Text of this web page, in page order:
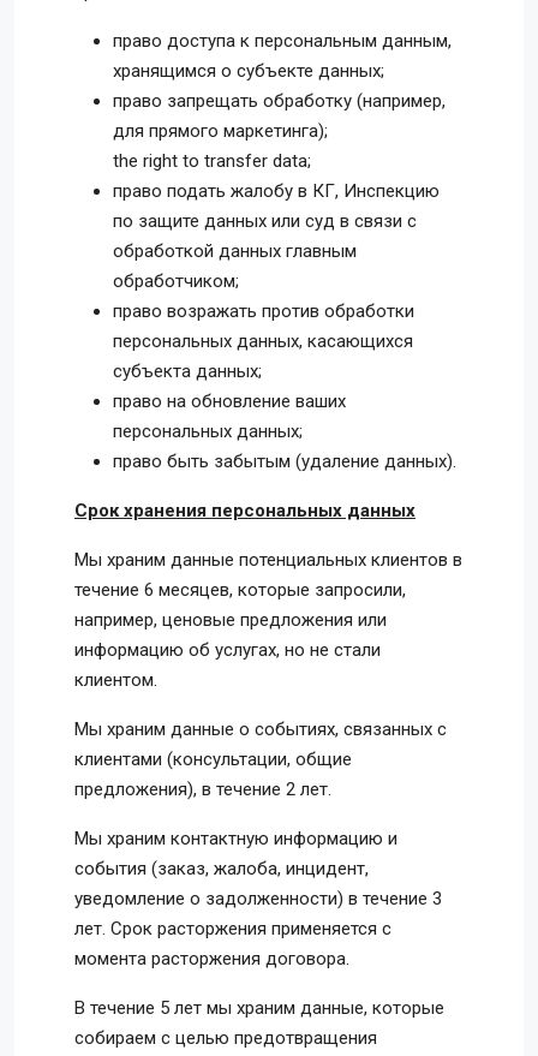
право доступа к персональным данным,
хранящимся о субъекте данных;
право запрещать обработку (например,
для прямого маркетинга);
the right to transfer data;
право подать жалобу в КГ, Инспекцию
по защите данных или суд в связи с
обработкой данных главным
обработчиком;
право возражать против обработки
персональных данных, касающихся
субъекта данных;
право на обновление ваших
персональных данных;
право быть забытым (удаление данных).
Срок хранения персональных данных
Мы храним данные потенциальных клиентов в
течение 6 месяцев, которые запросили,
например, ценовые предложения или
информацию об услугах, но не стали
клиентом.
Мы храним данные о событиях, связанных с
клиентами (консультации, общие
предложения), в течение 2 лет.
Мы храним контактную информацию и
события (заказ, жалоба, инцидент,
уведомление о задолженности) в течение 3
лет. Срок расторжения применяется с
момента расторжения договора.
В течение 5 лет мы храним данные, которые
собираем с целью предотвращения